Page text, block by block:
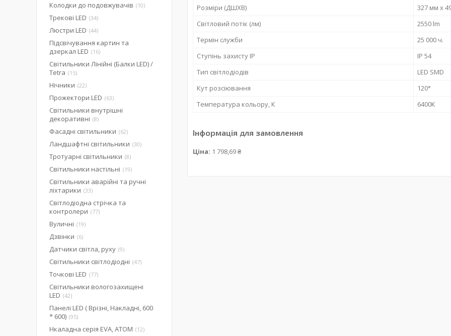
Розміри (ДШХВ)
327 мм х
Світловий потік (лм)
2550 lm
Термін служби
25 000 ч.
Ступінь захисту IP
IP 54
Тип світлодіодів
LED SMD
Кут розсіювання
120°
Температура кольору, К
6400К
Інформація для замовлення
Ціна: 1 798,69 ₴
Колодки до подовжувачів 10
Трекові LED 34
Люстри LED 44
Підсвічування картин та
дзеркал LED
16
Світильники Лінійні (Балки LED) /
Tetra
15
Нічники 22
Прожектори LED 63
Світильники внутрішні
декоративні 8
Фасадні світильники 62
Ландшафтні світильники 30
Тротуарні світильники 8
Світильники настільні 19
Світильники аварійні та ручні
ліхтарики 33
Світлодіодна стрічка та
контролери
77
Вуличні 19
Дзвінки 6
Датчики світла, руху 9
Світильники світлодіодні 47
Точкові LED 77
Світильники вологозахищені
LED 42
Панелі LED ( Врізні, Накладні, 600
* 600) 95
Нкаладна серія EVA, ATOM 12